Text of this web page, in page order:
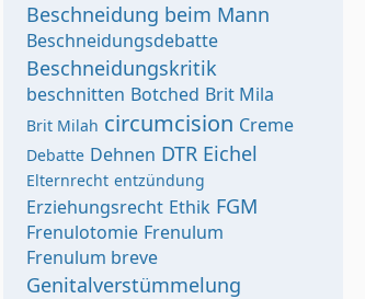
Beschneidung beim Mann
Beschneidungsdebatte
Beschneidungskritik
beschnitten Botched Brit Mila
Brit Milah circumcision Creme
Debatte Dehnen DTR Eichel
Elternrecht entzündung
Erziehungsrecht Ethik FGM
Frenulotomie Frenulum
Frenulum breve
Genitalverstümmelung